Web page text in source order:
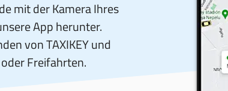
mit der Kamera Ihres
App herunter.
von TAXIKEY und
Freifahrten.